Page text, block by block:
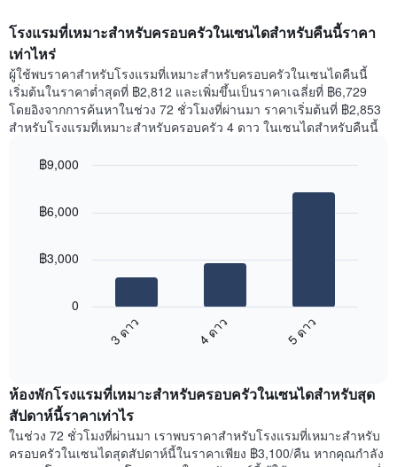
โรงแรมที่เหมาะสำหรับครอบครัวในเซนไดสำหรับคืนนี้ราคา
เท่าไหร่
ผู้ใช้พบราคาสำหรับโรงแรมที่เหมาะสำหรับครอบครัวในเซนไดคืนนี้
เริ่มต้นในราคาต่ำสุดที่ ฿2,812 และเพิ่มขึ้นเป็นราคาเฉลี่ยที่ ฿6,729
โดยอิงจากการค้นหาในช่วง 72 ชั่วโมงที่ผ่านมา ราคาเริ่มต้นที่ ฿2,853
สำหรับโรงแรมที่เหมาะสำหรับครอบครัว 4 ดาว ในเซนไดสำหรับคืนนี้
with
ของ
ห้อง
พัก
คืน
นี้
3 ดาว 4 ดาว 5 ดาว
0
฿3,000
฿6,000
฿9,000
ห้องพักโรงแรมที่เหมาะสำหรับครอบครัวในเซนไดสำหรับสุด
สัปดาห์นี้ราคาเท่าไร
ในช่วง 72 ชั่วโมงที่ผ่านมา เราพบราคาสำหรับโรงแรมที่เหมาะสำหรับ
ครอบครัวในเซนไดสุดสัปดาห์นี้ในราคาเพียง ฿3,100/คืน หากคุณกำลัง